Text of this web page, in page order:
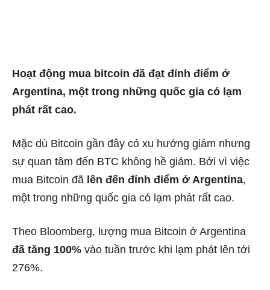
Hoạt động mua bitcoin đã đạt đỉnh điểm ở
Argentina, một trong những quốc gia có lạm
phát rất cao.
Mặc dù Bitcoin gần đây có xu hướng giảm nhưng
sự quan tâm đến BTC không hề giảm. Bởi vì việc
mua Bitcoin đã lên đến đỉnh điểm ở Argentina,
một trong những quốc gia có lạm phát rất cao.
Theo Bloomberg, lượng mua Bitcoin ở Argentina
đã tăng 100% vào tuần trước khi lạm phát lên tới
276%.